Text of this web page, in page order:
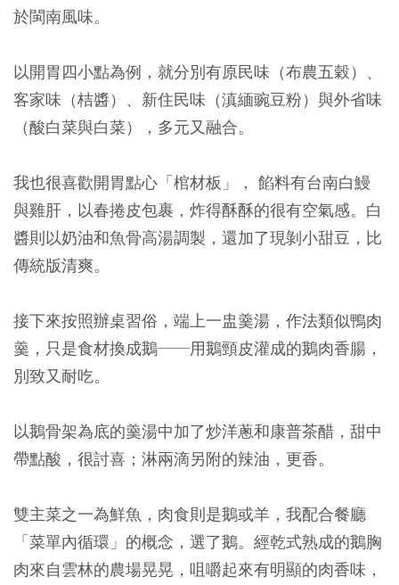
於閩南風味。
以開胃四小點為例，就分別有原民味（布農五穀）、
客家味（桔醬）、新住民味（滇緬豌豆粉）與外省味
（酸白菜與白菜），多元又融合。
我也很喜歡開胃點心「棺材板」， 餡料有台南白鰻
與雞肝，以春捲皮包裹，炸得酥酥的很有空氣感。白
醬則以奶油和魚骨高湯調製，還加了現剝小甜豆，比
傳統版清爽。
接下來按照辦桌習俗，端上一盅羹湯，作法類似鴨肉
羹，只是食材換成鵝──用鵝頸皮灌成的鵝肉香腸，
別致又耐吃。
以鵝骨架為底的羹湯中加了炒洋蔥和康普茶醋，甜中
帶點酸，很討喜；淋兩滴另附的辣油，更香。
雙主菜之一為鮮魚，肉食則是鵝或羊，我配合餐廳
「菜單內循環」的概念，選了鵝。經乾式熟成的鵝胸
肉來自雲林的農場晃晃，咀嚼起來有明顯的肉香味，